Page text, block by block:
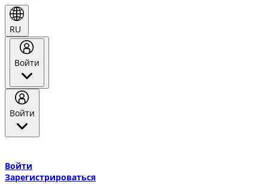
RU
Войти
Войти
Войти
Зарегистрироваться